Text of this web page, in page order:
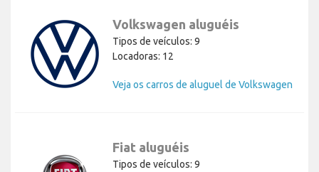
Volkswagen aluguéis
Tipos de veículos: 9
Locadoras: 12
Veja os carros de aluguel de Volkswagen
Fiat aluguéis
Tipos de veículos: 9